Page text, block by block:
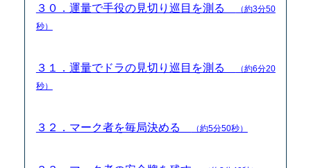
３０．運量で手役の見切り巡目を測る
（約3分50
秒）
３１．運量でドラの見切り巡目を測る
（約6分20
秒）
３２．マーク者を毎局決める （約5分50秒）